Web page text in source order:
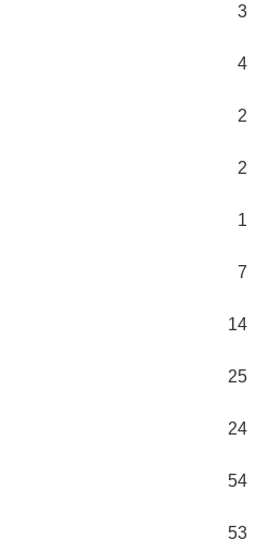
3
4
2
2
1
7
14
25
24
54
53